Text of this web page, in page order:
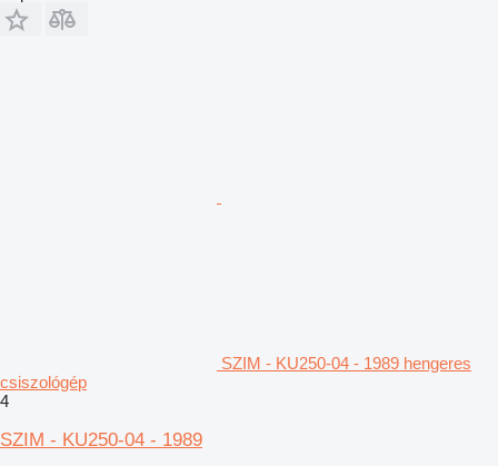
SZIM - KU250-04 - 1989 hengeres
csiszológép
4
SZIM - KU250-04 - 1989